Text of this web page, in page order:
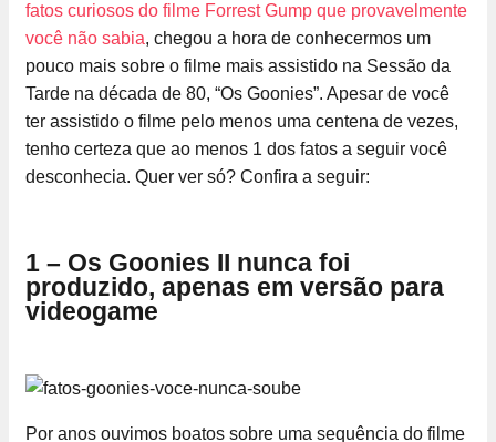
fatos curiosos do filme Forrest Gump que provavelmente
você não sabia, chegou a hora de conhecermos um
pouco mais sobre o filme mais assistido na Sessão da
Tarde na década de 80, “Os Goonies”. Apesar de você
ter assistido o filme pelo menos uma centena de vezes,
tenho certeza que ao menos 1 dos fatos a seguir você
desconhecia. Quer ver só? Confira a seguir:
1 – Os Goonies II nunca foi
produzido, apenas em versão para
videogame
Por anos ouvimos boatos sobre uma sequência do filme